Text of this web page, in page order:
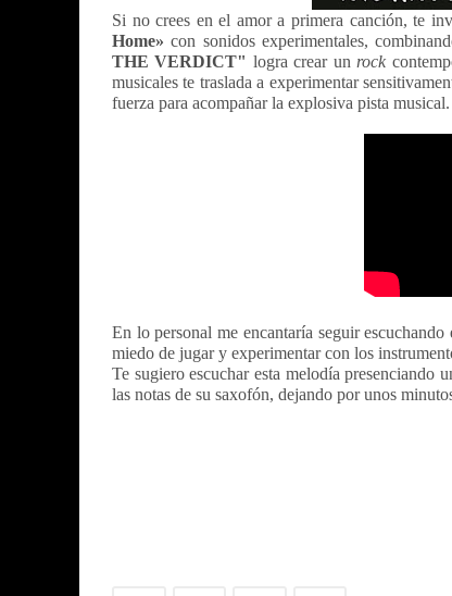
Si no crees en el amor a primera canción, te
Home»con sonidos experimentales,
THE VERDICT" logra crear un rock
musicales te traslada a experimentar
fuerza para acompañar la explosiva pista musical.
En lo personal me encantaría seguir
miedo de jugar y experimentar con los
Te sugiero escuchar esta melodía presenciando
las notas de su saxofón, dejando por unos